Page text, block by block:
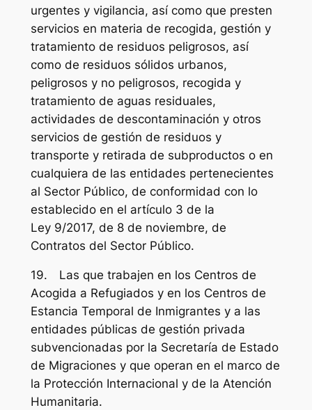
urgentes y vigilancia, así como que presten
servicios en materia de recogida, gestión y
tratamiento de residuos peligrosos, así
como de residuos sólidos urbanos,
peligrosos y no peligrosos, recogida y
tratamiento de aguas residuales,
actividades de descontaminación y otros
servicios de gestión de residuos y
transporte y retirada de subproductos o en
cualquiera de las entidades pertenecientes
al Sector Público, de conformidad con lo
establecido en el artículo 3 de la
Ley 9/2017, de 8 de noviembre, de
Contratos del Sector Público.
19. Las que trabajen en los Centros de
Acogida a Refugiados y en los Centros de
Estancia Temporal de Inmigrantes y a las
entidades públicas de gestión privada
subvencionadas por la Secretaría de Estado
de Migraciones y que operan en el marco de
la Protección Internacional y de la Atención
Humanitaria.